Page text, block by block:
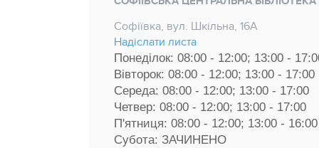
Софіївка, вул. Шкільна, 16А
Надіслати листа
Понеділок: 08:00 - 12:00; 13:00 -
Вівторок: 08:00 - 12:00; 13:00 - 17:00
Середа: 08:00 - 12:00; 13:00 - 17:00
Четвер: 08:00 - 12:00; 13:00 - 17:00
П'ятниця: 08:00 - 12:00; 13:00 - 16:00
Субота: ЗАЧИНЕНО